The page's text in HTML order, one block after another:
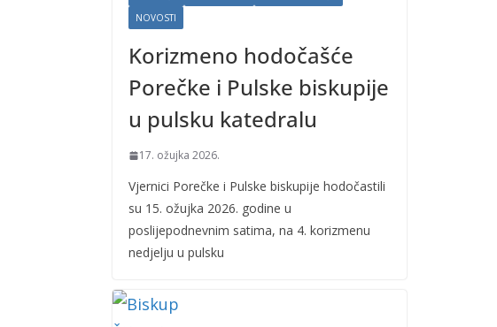
NOVOSTI
Korizmeno hodočašće
Porečke i Pulske biskupije
u pulsku katedralu
17. ožujka 2026.
Vjernici Porečke i Pulske biskupije hodočastili
su 15. ožujka 2026. godine u
poslijepodnevnim satima, na 4. korizmenu
nedjelju u pulsku